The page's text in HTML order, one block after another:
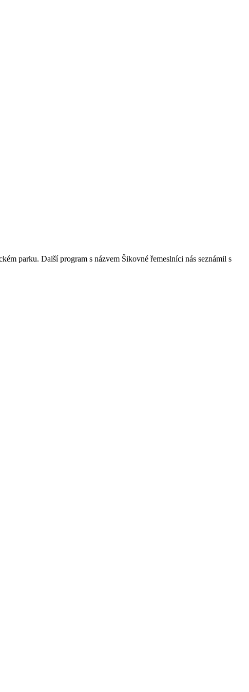
parku. Další program s názvem Šikovné řemeslníci nás seznámil s